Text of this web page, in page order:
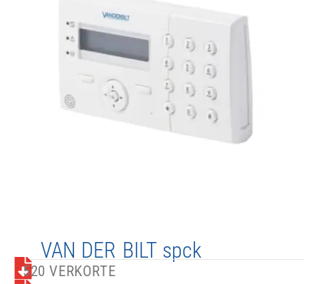
VAN DER BILT​ spck​​
520 VERKORTE